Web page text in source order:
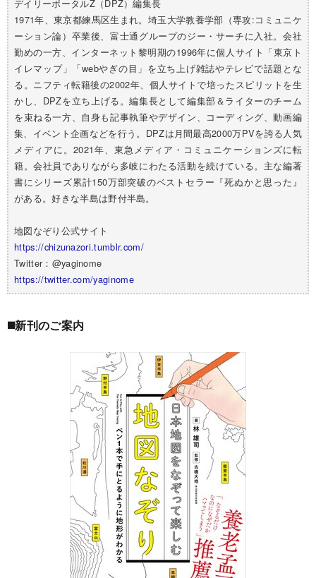
デイリーポータルZ（DPZ）編集長
1971年、東京都練馬区生まれ。埼玉大学教養学部（専攻:コミュニケ
ーション論）卒業後、富士通グループのジー・サーチに入社。会社
勤めの一方、インターネット黎明期の1996年に個人サイト「東京ト
イレマップ」「webやぎの目」を立ち上げ雑誌やテレビで話題とな
る。ニフティ転籍後の2002年、個人サイトで培ったスピリットを生
かし、DPZを立ち上げる。編集長として編集部＆ライターのチーム
を束ねる一方、自身も記事執筆やデザイン、コーディング、動画編
集、イベント企画などを行う。DPZは月間最高2000万PVを誇る人気
メディアに。2021年、東急メディア・コミュニケーションズに転
籍。会社員でありながら多岐にわたる活動を続けている。主な編著
書にシリーズ累計150万部突破のベストセラー『死ぬかと思った』
がある。好きな半島は野付半島。
地図なぞり公式サイト
https://chizunazori.tumblr.com/
Twitter：@yaginome
https://twitter.com/yaginome
◼️新刊のご案内